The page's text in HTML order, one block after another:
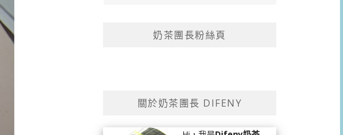
奶茶團長粉絲頁
關於奶茶團長 DIFENY